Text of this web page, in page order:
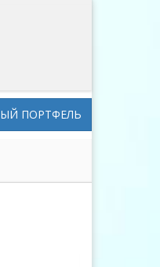
ПОРТФЕЛЬ